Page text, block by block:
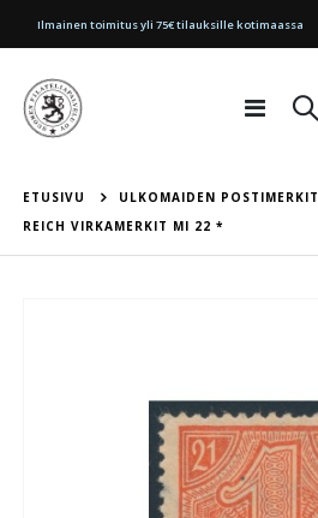
Ilmainen toimitus yli 75€ tilauksille kotimaassa
Toggle
ETUSIVU ULKOMAIDEN POSTIMERKIT
REICH VIRKAMERKIT MI 22 *